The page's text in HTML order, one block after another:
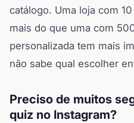
catálogo. Uma loja com
mais do que uma com
personalizada tem mais
não sabe qual escolher
Preciso de muitos
quiz no Instagram?